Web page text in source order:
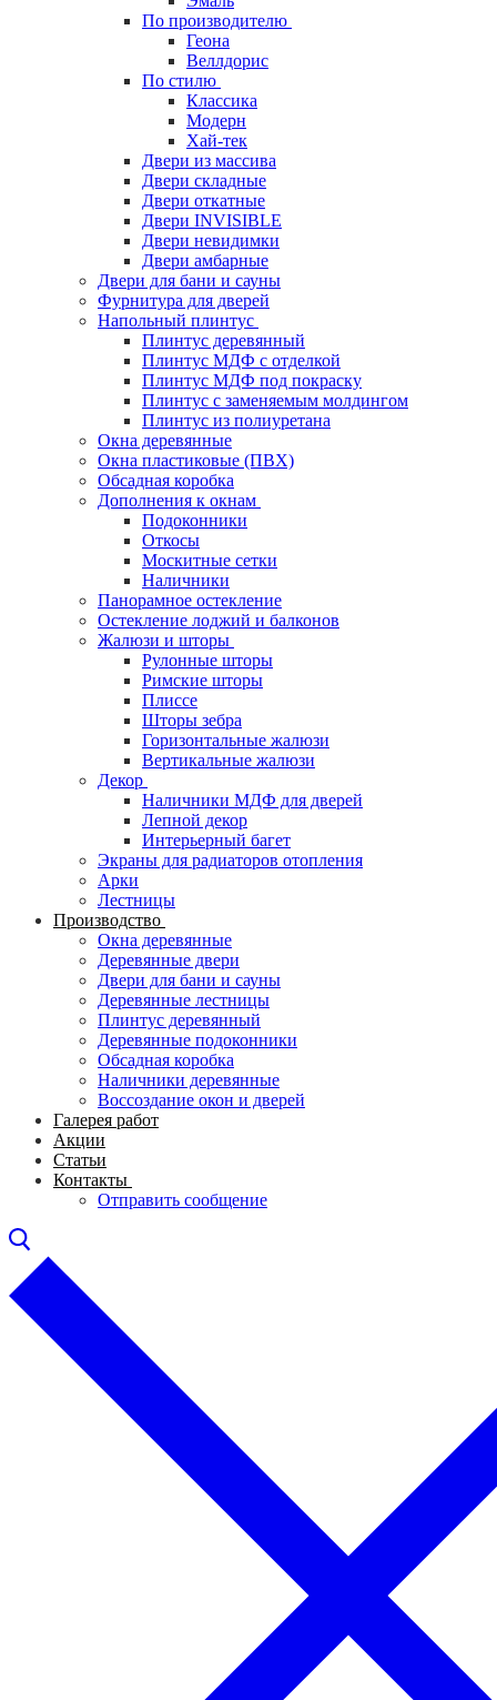
По производителю
Геона
Веллдорис
По стилю
Классика
Модерн
Хай-тек
Двери из массива
Двери складные
Двери откатные
Двери INVISIBLE
Двери невидимки
Двери амбарные
Двери для бани и сауны
Фурнитура для дверей
Напольный плинтус
Плинтус деревянный
Плинтус МДФ с отделкой
Плинтус МДФ под покраску
Плинтус с заменяемым молдингом
Плинтус из полиуретана
Окна деревянные
Окна пластиковые (ПВХ)
Обсадная коробка
Дополнения к окнам
Подоконники
Откосы
Москитные сетки
Наличники
Панорамное остекление
Остекление лоджий и балконов
Жалюзи и шторы
Рулонные шторы
Римские шторы
Плиссе
Шторы зебра
Горизонтальные жалюзи
Вертикальные жалюзи
Декор
Наличники МДФ для дверей
Лепной декор
Интерьерный багет
Экраны для радиаторов отопления
Арки
Лестницы
Производство
Окна деревянные
Деревянные двери
Двери для бани и сауны
Деревянные лестницы
Плинтус деревянный
Деревянные подоконники
Обсадная коробка
Наличники деревянные
Воссоздание окон и дверей
Галерея работ
Акции
Статьи
Контакты
Отправить сообщение